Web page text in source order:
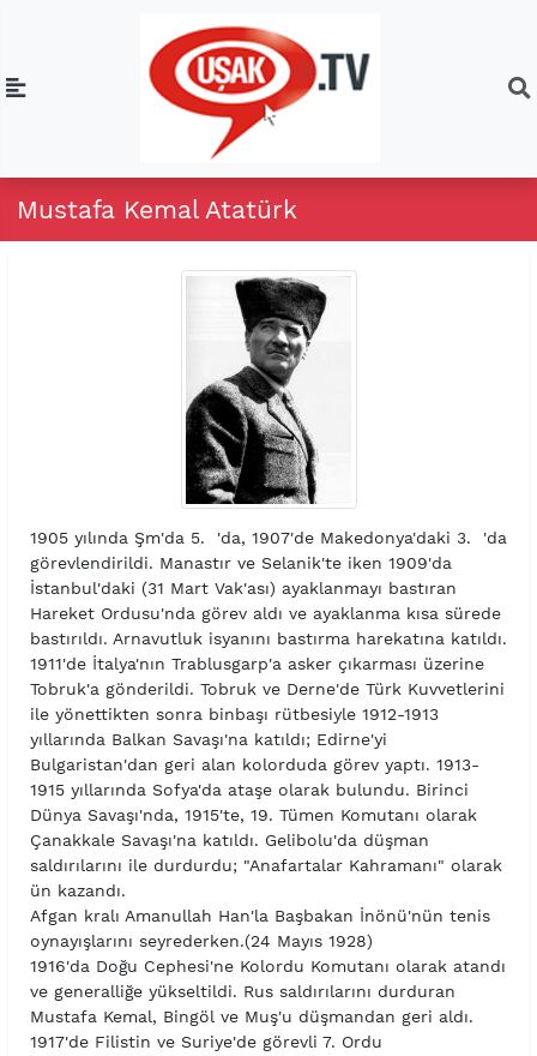
Mustafa Kemal Atatürk
1905 yılında Şm'da 5. 'da, 1907'de Makedonya'daki 3. 'da
görevlendirildi. Manastır ve Selanik'te iken 1909'da
İstanbul'daki (31 Mart Vak'ası) ayaklanmayı bastıran
Hareket Ordusu'nda görev aldı ve ayaklanma kısa sürede
bastırıldı. Arnavutluk isyanını bastırma harekatına katıldı.
1911'de İtalya'nın Trablusgarp'a asker çıkarması üzerine
Tobruk'a gönderildi. Tobruk ve Derne'de Türk Kuvvetlerini
ile yönettikten sonra binbaşı rütbesiyle 1912-1913
yıllarında Balkan Savaşı'na katıldı; Edirne'yi
Bulgaristan'dan geri alan kolorduda görev yaptı. 1913-
1915 yıllarında Sofya'da ataşe olarak bulundu. Birinci
Dünya Savaşı'nda, 1915'te, 19. Tümen Komutanı olarak
Çanakkale Savaşı'na katıldı. Gelibolu'da düşman
saldırılarını ile durdurdu; "Anafartalar Kahramanı" olarak
ün kazandı.
Afgan kralı Amanullah Han'la Başbakan İnönü'nün tenis
oynayışlarını seyrederken.(24 Mayıs 1928)
1916'da Doğu Cephesi'ne Kolordu Komutanı olarak atandı
ve generalliğe yükseltildi. Rus saldırılarını durduran
Mustafa Kemal, Bingöl ve Muş'u düşmandan geri aldı.
1917'de Filistin ve Suriye'de görevli 7. Ordu